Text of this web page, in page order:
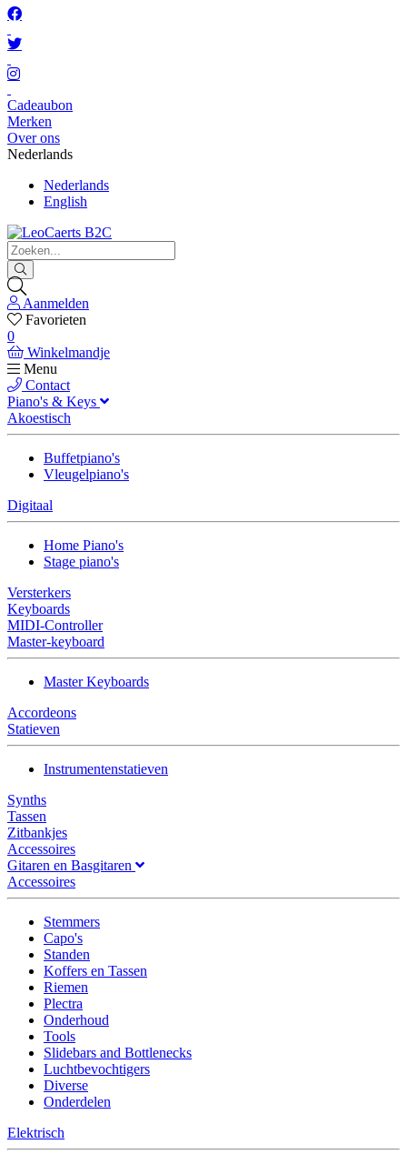
Cadeaubon
Merken
Over ons
Nederlands
Nederlands
English
Aanmelden
Favorieten
0
Winkelmandje
Menu
Contact
Piano's & Keys
Akoestisch
Buffetpiano's
Vleugelpiano's
Digitaal
Home Piano's
Stage piano's
Versterkers
Keyboards
MIDI-Controller
Master-keyboard
Master Keyboards
Accordeons
Statieven
Instrumentenstatieven
Synths
Tassen
Zitbankjes
Accessoires
Gitaren en Basgitaren
Accessoires
Stemmers
Capo's
Standen
Koffers en Tassen
Riemen
Plectra
Onderhoud
Tools
Slidebars and Bottlenecks
Luchtbevochtigers
Diverse
Onderdelen
Elektrisch